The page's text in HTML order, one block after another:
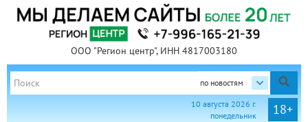
ООО "Регион центр", ИНН 4817003180
по новостям
18+
10 августа 2026 г.
понедельник